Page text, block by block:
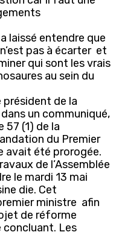
laissé entendre que
pas à écarter et
qui sont les vrais
au sein du
président de la
un communiqué,
57 (1) de la
du Premier
avait été prorogée.
de l’Assemblée
le mardi 13 mai
die. Cet
ministre afin
de réforme
concluant. Les